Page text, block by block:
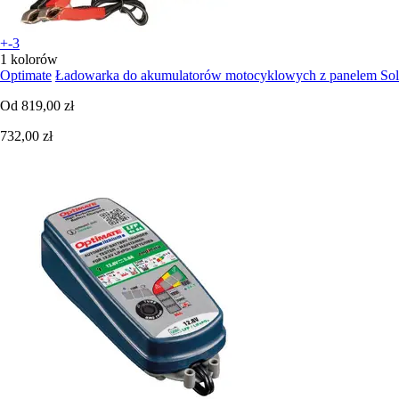
+-3
1 kolorów
Optimate Ładowarka do akumulatorów motocyklowych z panelem
Od 819,00 zł
732,00 zł